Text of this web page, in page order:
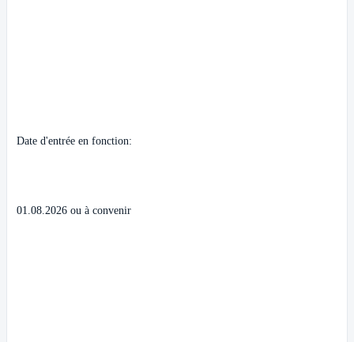
Date d'entrée en fonction:
01.08.2026 ou à convenir